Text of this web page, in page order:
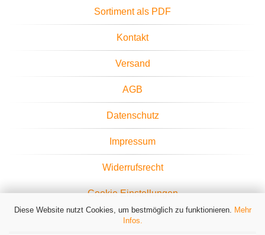
Diese Website nutzt Cookies, um bestmöglich zu funktionieren. Mehr
Infos.
Sortiment als PDF
Kontakt
Versand
AGB
Datenschutz
Impressum
Widerrufsrecht
Cookie Einstellungen